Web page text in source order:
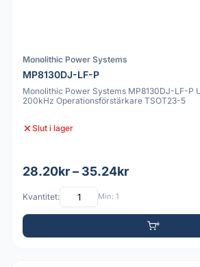
Monolithic Power Systems
MP8130DJ-LF-P
Monolithic Power Systems MP8130DJ-LF-P
200kHz Operationsförstärkare TSOT23-5
Slut i lager
28.20kr – 35.24kr
Kvantitet: Min: 1